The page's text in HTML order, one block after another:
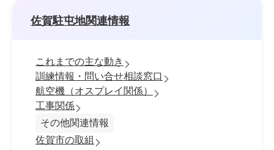
佐賀駐屯地関連情報
これまでの主な動き
訓練情報・問い合せ相談窓口
航空機（オスプレイ関係）
工事関係
その他関連情報
佐賀市の取組